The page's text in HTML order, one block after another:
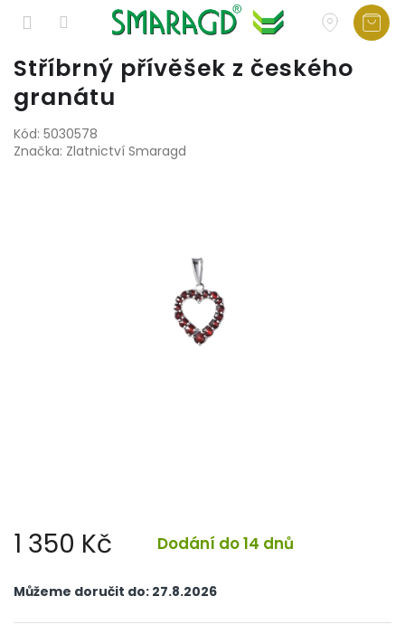
Přejít
na
obsah
Stříbrný přívěšek z českého
granátu
Kód: 5030578
Značka: Zlatnictví Smaragd
1 350 Kč Dodání do 14 dnů
cena:
Můžeme doručit do: 27.8.2026